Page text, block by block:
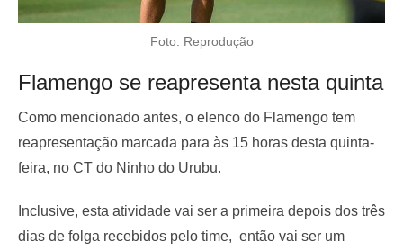
Foto: Reprodução
Flamengo se reapresenta nesta quinta
Como mencionado antes, o elenco do Flamengo tem
reapresentação marcada para às 15 horas desta quinta-
feira, no CT do Ninho do Urubu.
Inclusive, esta atividade vai ser a primeira depois dos três
dias de folga recebidos pelo time, então vai ser um